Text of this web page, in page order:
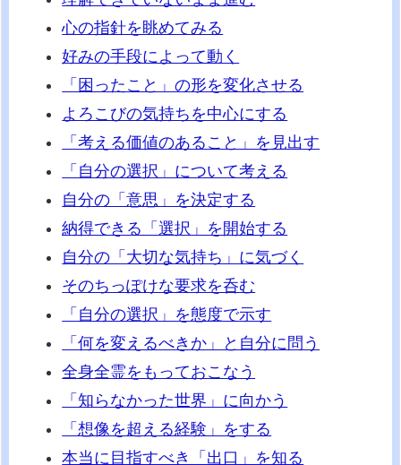
心の指針を眺めてみる
好みの手段によって動く
「困ったこと」の形を変化させる
よろこびの気持ちを中心にする
「考える価値のあること」を見出す
「自分の選択」について考える
自分の「意思」を決定する
納得できる「選択」を開始する
自分の「大切な気持ち」に気づく
そのちっぽけな要求を呑む
「自分の選択」を態度で示す
「何を変えるべきか」と自分に問う
全身全霊をもっておこなう
「知らなかった世界」に向かう
「想像を超える経験」をする
本当に目指すべき「出口」を知る